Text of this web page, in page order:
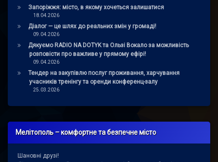
Запоріжжя: місто, в якому хочеться залишатися
18.04.2026
Діалог — це шлях до реальних змін у громаді!
09.04.2026
Дякуємо RADIO NA DOTYK та Ользі Вокало за можливість
розповісти про важливе у прямому ефірі!
09.04.2026
Тендер на закупівлю послуг проживання, харчування
учасників тренінгу та оренди конференц-залу
25.03.2026
Мелітополь – комфортне та безпечне місто
Шановні друзі!